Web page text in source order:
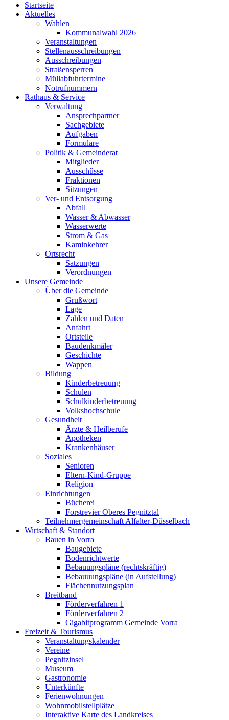
Startseite
Aktuelles
Wahlen
Kommunalwahl 2026
Veranstaltungen
Stellenausschreibungen
Ausschreibungen
Straßensperren
Müllabfuhrtermine
Notrufnummern
Rathaus & Service
Verwaltung
Ansprechpartner
Sachgebiete
Aufgaben
Formulare
Politik & Gemeinderat
Mitglieder
Ausschüsse
Fraktionen
Sitzungen
Ver- und Entsorgung
Abfall
Wasser & Abwasser
Wasserwerte
Strom & Gas
Kaminkehrer
Ortsrecht
Satzungen
Verordnungen
Unsere Gemeinde
Über die Gemeinde
Grußwort
Lage
Zahlen und Daten
Anfahrt
Ortsteile
Baudenkmäler
Geschichte
Wappen
Bildung
Kinderbetreuung
Schulen
Schulkinderbetreuung
Volkshochschule
Gesundheit
Ärzte & Heilberufe
Apotheken
Krankenhäuser
Soziales
Senioren
Eltern-Kind-Gruppe
Religion
Einrichtungen
Bücherei
Forstrevier Oberes Pegnitztal
Teilnehmergemeinschaft Alfalter-Düsselbach
Wirtschaft & Standort
Bauen in Vorra
Baugebiete
Bodenrichtwerte
Bebauungspläne (rechtskräftig)
Bebauuungspläne (in Aufstellung)
Flächennutzungsplan
Breitband
Förderverfahren 1
Förderverfahren 2
Gigabitprogramm Gemeinde Vorra
Freizeit & Tourismus
Veranstaltungskalender
Vereine
Pegnitzinsel
Museum
Gastronomie
Unterkünfte
Ferienwohnungen
Wohnmobilstellplätze
Interaktive Karte des Landkreises